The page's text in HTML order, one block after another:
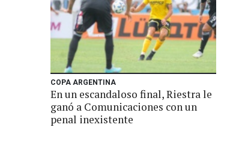
COPA ARGENTINA
En un escandaloso final, Riestra le
ganó a Comunicaciones con un
penal inexistente